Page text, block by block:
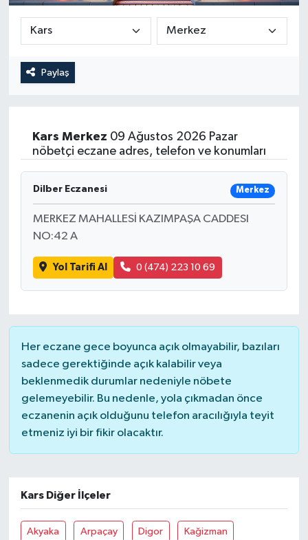
Paylaş
Kars Merkez 09 Ağustos 2026 Pazar
nöbetçi eczane adres, telefon ve konumları
Dilber Eczanesi Merkez
MERKEZ MAHALLESİ KAZIMPAŞA CADDESI
NO:42 A
Yol Tarifi Al 0 (474) 223 10 69
Her eczane gece boyunca açık olmayabilir, bazıları
sadece gerektiğinde açık kalabilir veya
beklenmedik durumlar nedeniyle nöbete
gelemeyebilir. Bu nedenle, yola çıkmadan önce
eczanenin açık olduğunu telefon aracılığıyla teyit
etmeniz iyi bir fikir olacaktır.
Kars Diğer İlçeler
Akyaka Arpaçay Digor Kağizman
Kültür & Sanat
Resmi İlan
Spor